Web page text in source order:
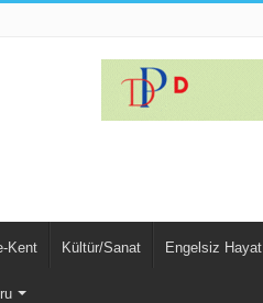
Kent Kültür/Sanat Engelsiz Hayat